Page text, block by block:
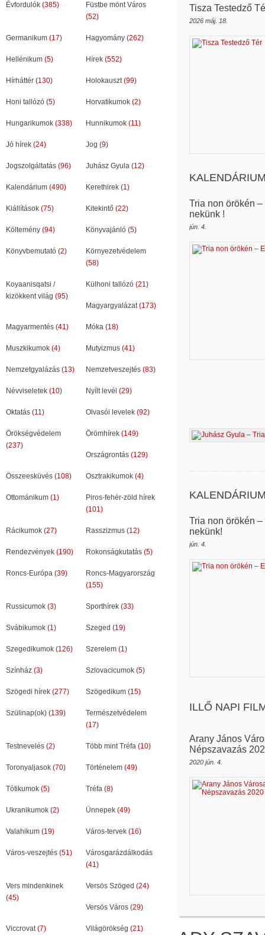
Évfordulók (385)
Füstbe mönt Város
(52)
Germanikum (17) Hagyomány (262)
Hellénikum (5) Hírek (552)
Hírháttér (130) Holokauszt(99)
Honi tallózó (5) Horvatikumok (2)
Hungarikumok (338) Hunnikumok (11)
Jó hírek (24) Jog (9)
Jogszolgáltatás (96) Juhász Gyula (12)
Kalendárium (490) Kerethirek (1)
Kiállítások (75) Kitekintő (22)
Költemény (94) Könyvajánló (5)
Könyvbemutató (2)
Környezetvédelem
(58)
Koyaanisqatsi /
kizökkent világ (95)
Külhoni tallózó (21)
Magyargyalázat(173)
Magyarmentés (41) Móka (18)
Muszkikumok (4) Mutyizmus (41)
Nemzetgyalázás (13) Nemzetveszejtés (83)
Névviseletek (10) Nyílt levél (29)
Oktatás (11) Olvasói levelek (92)
Örökségvédelem
(237)
Örömhírek (149)
Országrontás (129)
Összeesküvés (108) Osztrakikumok (4)
Ottománikum (1)
Piros-fehér-zöld hírek
(101)
Rácikumok (27) Rasszizmus (12)
Rendezvények (190) Rokonságkutatás (5)
Roncs-Európa (39)
Roncs-Magyarország
(155)
Russicumok (3) Sporthírek (33)
Svábikumok (1) Szeged (19)
Szegedikumok (126) Szerelem (1)
Színház (3) Szlovacicumok (5)
Szögedi hírek (277) Szögedikum (15)
Szülinap(ok) (139)
Természetvédelem
(17)
Testnevelés (2) Több mint Tréfa (10)
Toronyaljasok (70) Történelem (49)
Tótikumok (5) Tréfa (8)
Ukranikumok (2) Ünnepek (49)
Valahikum (19) Város-tervek (16)
Város-veszejtés (51)
Városgarázdálkodás
(41)
Vers mindenkinek
(45)
Versös Szöged (24)
Versös Város (29)
Viccrovat(7) Világörökség (21)
Tisza Testedző
2026 máj. 18.
Tria non örökén
nekünk !
jún. 4.
Tria non örökén
nekünk!
jún. 4.
ILLŐ NAPI
Arany János
Népszavazás
2020 jún. 4.